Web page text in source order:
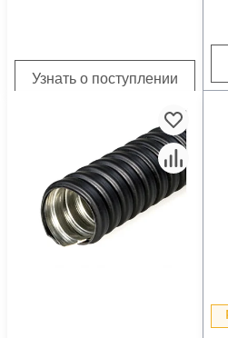
Узнать о поступлении